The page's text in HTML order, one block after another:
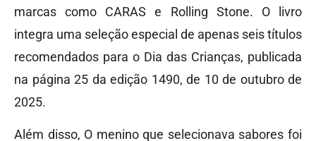
marcas como CARAS e Rolling Stone. O livro
integra uma seleção especial de apenas seis títulos
recomendados para o Dia das Crianças, publicada
na página 25 da edição 1490, de 10 de outubro de
2025.
Além disso, O menino que selecionava sabores foi